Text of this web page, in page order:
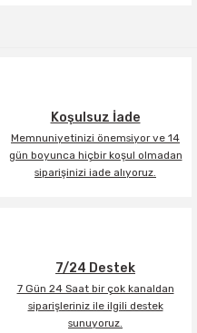
Koşulsuz İade
Memnuniyetinizi önemsiyor ve 14
gün boyunca hiçbir koşul olmadan
siparişinizi iade alıyoruz.
7/24 Destek
7 Gün 24 Saat bir çok kanaldan
siparişleriniz ile ilgili destek
sunuyoruz.